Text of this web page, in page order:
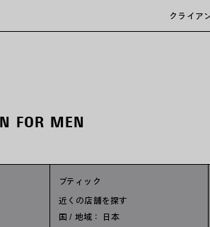
クライア
FOR MEN
ブティック
近くの店舗を探す
国 / 地域： 日本